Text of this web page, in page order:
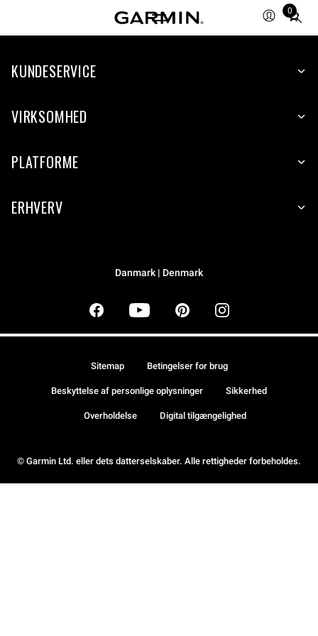
0
Total
items
cart:
KUNDESERVICE
VIRKSOMHED
PLATFORME
ERHVERV
Danmark | Denmark
© Garmin Ltd. eller dets datterselskaber. Alle rettigheder forbeholdes.
Sitemap Betingelser for brug
Beskyttelse af personlige oplysninger Sikkerhed
Overholdelse Digital tilgængelighed